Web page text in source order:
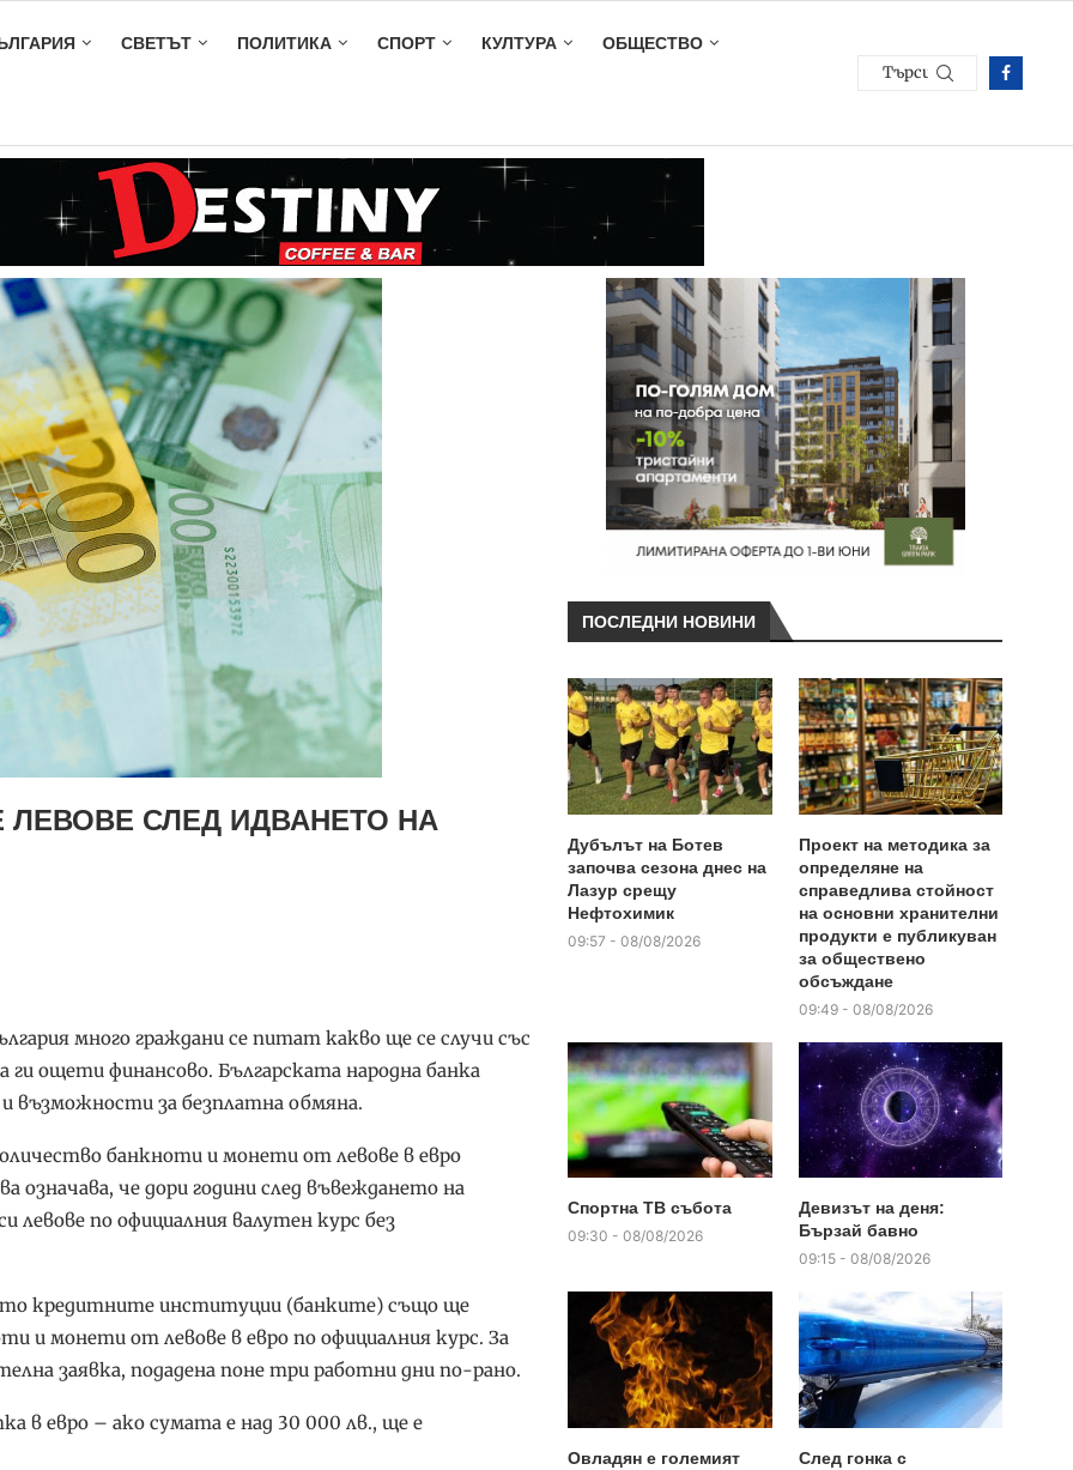
СВЕТЪТ ПОЛИТИКА СПОРТ КУЛТУРА ОБЩЕСТВО
СЛЕД ИДВАНЕТО НА
много граждани се питат какво ще се случи със
ощети финансово. Българската народна банка
възможности за безплатна обмяна.
банкноти и монети от левове в евро
означава, че дори години след въвеждането на
по официалния валутен курс без
кредитните институции (банките) също ще
и монети от левове в евро по официалния курс. За
заявка, подадена поне три работни дни по-рано.
в евро – ако сумата е над 30 000 лв., ще е
ПОСЛЕДНИ НОВИНИ
Дубълът на Ботев
започва сезона днес на
Лазур срещу
Нефтохимик
09:57 - 08/08/2026
Проект на методика за
определяне на
справедлива стойност
на основни хранителни
продукти е публикуван
за обществено
обсъждане
09:49 - 08/08/2026
Спортна ТВ събота
09:30 - 08/08/2026
Девизът на деня:
Бързай бавно
09:15 - 08/08/2026
Овладян е големият
След гонка с